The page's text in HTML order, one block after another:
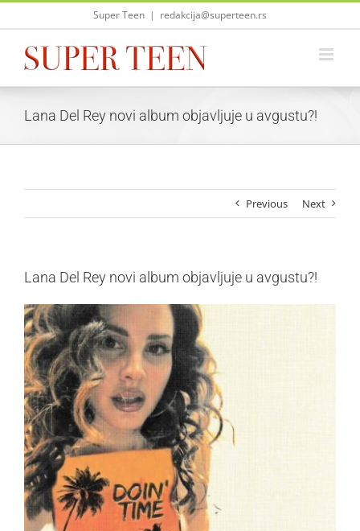
Skip
Super Teen | redakcija@superteen.rs
Lana Del Rey novi album objavljuje u avgustu?!
Previous Next
Lana Del Rey novi album objavljuje u avgustu?!